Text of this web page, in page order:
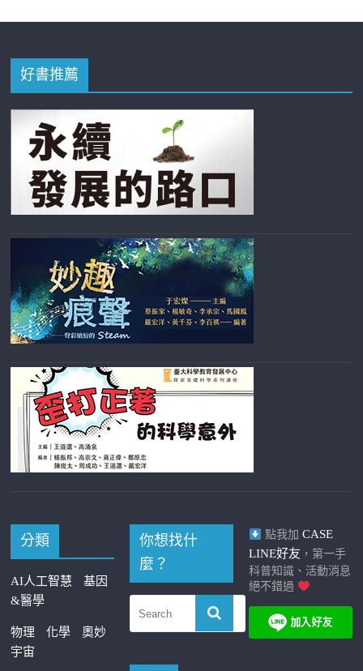
好書推薦
分類
AI人工智慧
基因
&醫學
物理 化學
奧妙
宇宙
你想找什
麼？
點我加 CASE
LINE好友 ，第一手
科普知識、活動消息
絕不錯過